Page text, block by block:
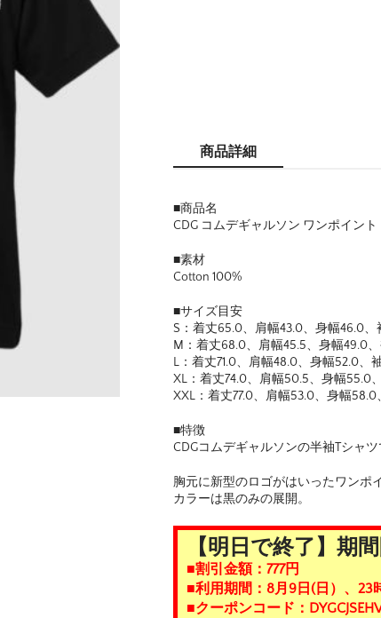
商品詳細
■商品名
CDG コムデギャルソン ワンポイント
■素材
Cotton 100%
■サイズ目安
S：着丈65.0、肩幅43.0、身幅46.0、
M：着丈68.0、肩幅45.5、身幅49.0
L：着丈71.0、肩幅48.0、身幅52.0、
XL：着丈74.0、肩幅50.5、身幅55.0
XXL：着丈77.0、肩幅53.0、身幅58.0
■特徴
CDGコムデギャルソンの半袖Tシャツ
胸元に新型のロゴがはいったワンポ
カラーは黒のみの展開。
【明日で終了】期
■割引金額：777円
■利用期間：8月9日(日）、23
■クーポンコード：